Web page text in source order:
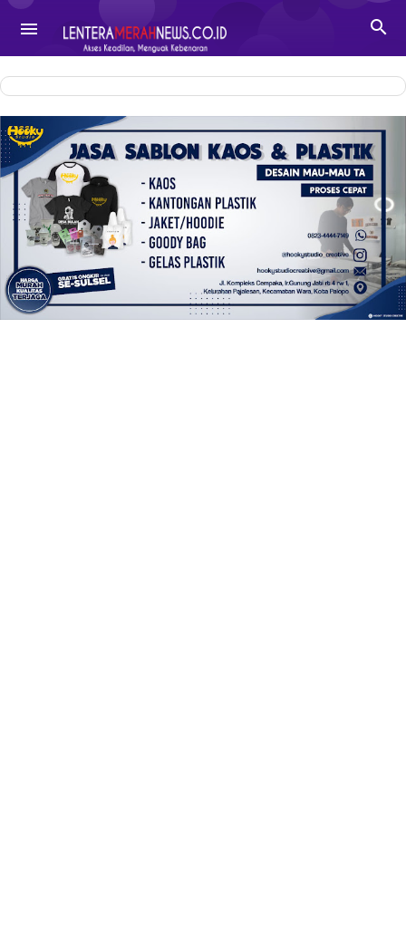
-->
 